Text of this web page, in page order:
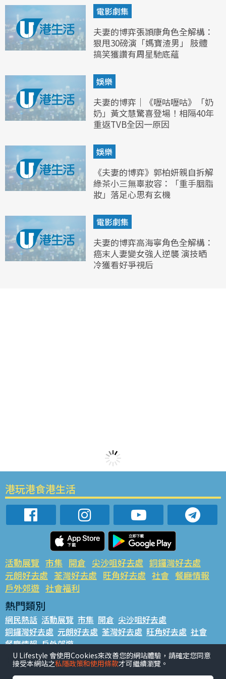
電影劇集
夫妻的博弈張頴康角色全解構：
狠甩30磅演「媽寶渣男」 肢體
搞笑獲讚有周星馳底蘊
娛樂
夫妻的博弈｜《嚦咕嚦咕》「奶
奶」黃文慧驚喜登場！相隔40年
重返TVB全因一原因
娛樂
《夫妻的博弈》郭柏妍親自拆解
綠茶小三無辜妝容：「重手胭脂
妝」落足心思有玄機
電影劇集
夫妻的博弈高海寧角色全解構：
癌末人妻變女強人逆襲 演技晒
冷獲看好爭視后
港玩港食港生活
活動展覽 市集 開倉 尖沙咀好去處 銅鑼灣好去處
元朗好去處 荃灣好去處 旺角好去處 社會 餐廳情報
戶外郊遊 社會福利
熱門類別
網民熱話 活動展覽 市集 開倉 尖沙咀好去處
銅鑼灣好去處 元朗好去處 荃灣好去處 旺角好去處 社會
餐廳情報 戶外郊遊
熱門標籤
#UGO搵好去處 #人氣活動推介 #美食社群熱話
U Lifestyle 會使用Cookies來改善您的網站體驗，請確定您同意
接受本網站之私隱政策和使用條款才可繼續瀏覽。